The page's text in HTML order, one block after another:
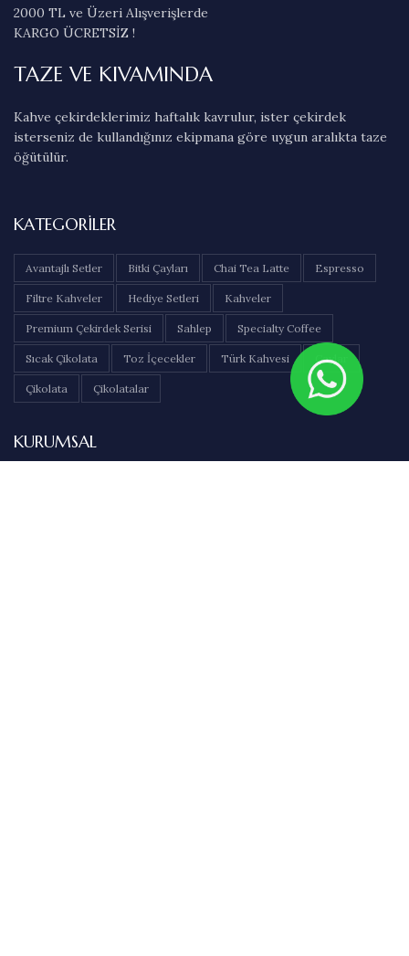
2000 TL ve Üzeri Alışverişlerde
KARGO ÜCRETSİZ !
TAZE VE KIVAMINDA
Kahve çekirdeklerimiz haftalık kavrulur, ister çekirdek
isterseniz de kullandığınız ekipmana göre uygun aralıkta taze
öğütülür.
KATEGORILER
Avantajlı Setler Bitki Çayları Chai Tea Latte Espresso
Filtre Kahveler Hediye Setleri Kahveler
Premium Çekirdek Serisi Sahlep Specialty Coffee
Sıcak Çikolata Toz İçecekler Türk Kahvesi Çaylar
Çikolata Çikolatalar
KURUMSAL